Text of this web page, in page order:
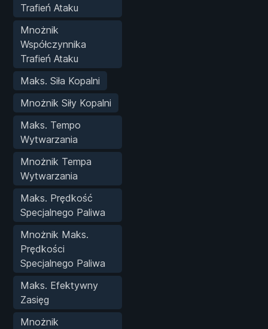
Trafień Ataku
Mnożnik
Współczynnika
Trafień Ataku
Maks. Siła Kopalni
Mnożnik Siły Kopalni
Maks. Tempo
Wytwarzania
Mnożnik Tempa
Wytwarzania
Maks. Prędkość
Specjalnego Paliwa
Mnożnik Maks.
Prędkości
Specjalnego Paliwa
Maks. Efektywny
Zasięg
Mnożnik